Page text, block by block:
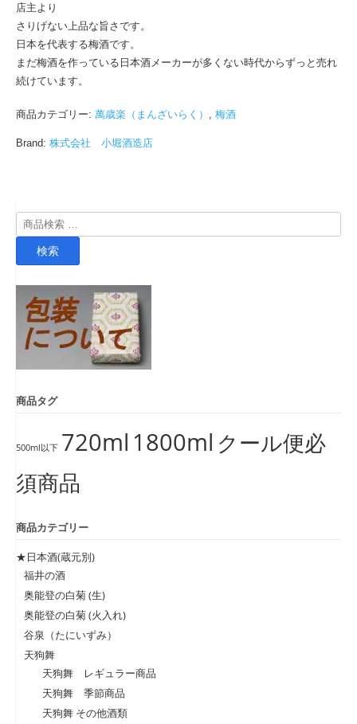
店主より
さりげない上品な旨さです。
日本を代表する梅酒です。
まだ梅酒を作っている日本酒メーカーが多くない時代からずっと売れ
続けています。
商品カテゴリー: 萬歳楽（まんざいらく） , 梅酒
Brand: 株式会社 小堀酒造店
検
索
検索
商品タグ
500ml以下 720ml 1800ml クール便必
須商品
商品カテゴリー
★日本酒(蔵元別)
福井の酒
奥能登の白菊 (生)
奥能登の白菊 (火入れ)
谷泉（たにいずみ）
天狗舞
天狗舞 レギュラー商品
天狗舞 季節商品
天狗舞 その他酒類